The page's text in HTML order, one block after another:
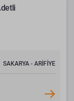
SAKARYA - ARİFİYE